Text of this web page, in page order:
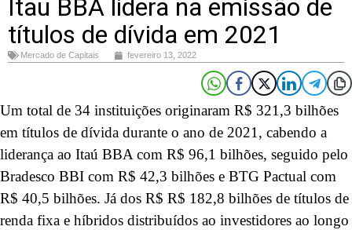
Itau BBA lidera na emissão de
títulos de dívida em 2021
Mercado de Capitais fevereiro 13, 2022
Um total de 34 instituições originaram R$ 321,3 bilhões
em títulos de dívida durante o ano de 2021, cabendo a
liderança ao Itaú BBA com R$ 96,1 bilhões, seguido pelo
Bradesco BBI com R$ 42,3 bilhões e BTG Pactual com
R$ 40,5 bilhões. Já dos R$ R$ 182,8 bilhões de títulos de
renda fixa e híbridos distribuídos ao investidores ao longo